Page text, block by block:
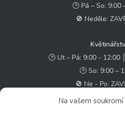
Na vašem
🕑 Pá – So: 9:00
🚫 Neděle:
🕑 Ut – Pá: 9:00 - 12:00
🕑 So: 9:00 –
🚫 Ne - Po: